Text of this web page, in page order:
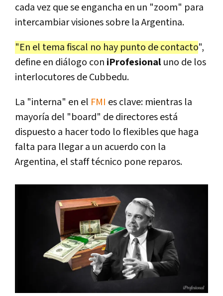
cada vez que se engancha en un "zoom" para
intercambiar visiones sobre la Argentina.
"En el tema fiscal no hay punto de contacto",
define en diálogo con iProfesionaluno de los
interlocutores de Cubbedu.
La "interna" en el FMI es clave: mientras la
mayoría del "board" de directores está
dispuesto a hacer todo lo flexibles que haga
falta para llegar a un acuerdo con la
Argentina, el staff técnico pone reparos.